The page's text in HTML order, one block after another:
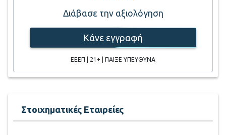
Διάβασε την αξιολόγηση
Κάνε εγγραφή
ΕΕΕΠ | 21+ | ΠΑΙΞΕ ΥΠΕΥΘΥΝΑ
Στοιχηματικές Εταιρείες